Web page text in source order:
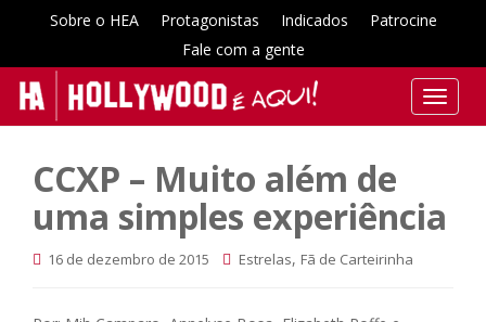
Sobre o HEA Protagonistas Indicados
Patrocine
Fale com a gente
T
o
e
CCXP – Muito além de
uma simples experiência
16 de dezembro de 2015 Estrelas, Fã de Carteirinha